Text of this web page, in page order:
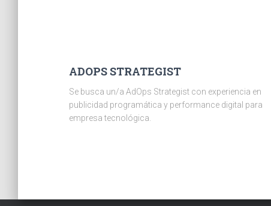
ADOPS STRATEGIST
Se busca un/a AdOps Strategist con experiencia en
publicidad programática y performance digital para
empresa tecnológica.